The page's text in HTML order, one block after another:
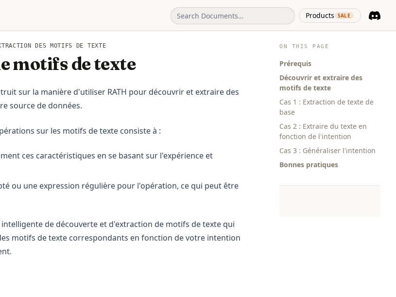
Products SALE
(opens in
ON THIS PAGE
Prérequis
Découvrir et extraire des
motifs de texte
Cas 1 : Extraction de texte de
base
Cas 2 : Extraire du texte en
fonction de l'intention
Cas 3 : Généraliser l'intention
Bonnes pratiques
DES MOTIFS DE TEXTE
motifs de texte
sur la manière d'utiliser RATH pour découvrir et extraire des
source de données.
sur les motifs de texte consiste à :
ces caractéristiques en se basant sur l'expérience et
ou une expression régulière pour l'opération, ce qui peut être
de découverte et d'extraction de motifs de texte qui
motifs de texte correspondants en fonction de votre intention